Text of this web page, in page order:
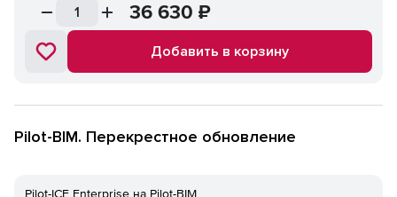
36 630 ₽
Добавить в корзину
Pilot-BIM. Перекрестное обновление
Pilot-ICE Enterprise на Pilot-BIM